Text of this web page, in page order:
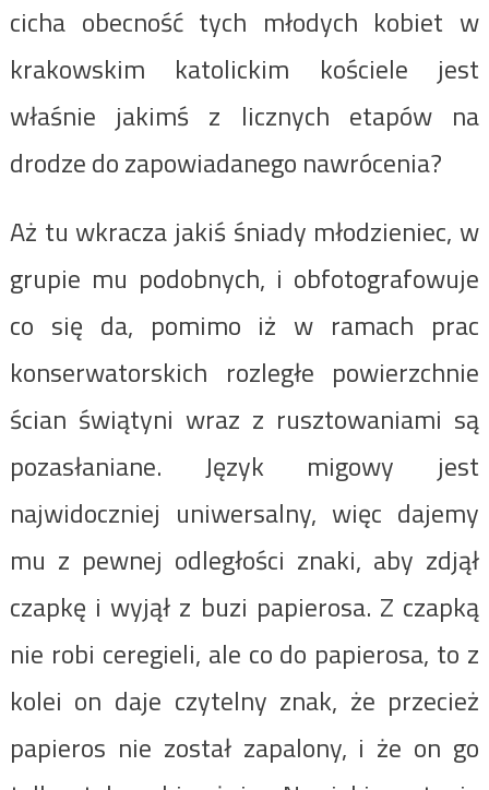
cicha obecność tych młodych kobiet w
krakowskim katolickim kościele jest
właśnie jakimś z licznych etapów na
drodze do zapowiadanego nawrócenia?
Aż tu wkracza jakiś śniady młodzieniec, w
grupie mu podobnych, i obfotografowuje
co się da, pomimo iż w ramach prac
konserwatorskich rozległe powierzchnie
ścian świątyni wraz z rusztowaniami są
pozasłaniane. Język migowy jest
najwidoczniej uniwersalny, więc dajemy
mu z pewnej odległości znaki, aby zdjął
czapkę i wyjął z buzi papierosa. Z czapką
nie robi ceregieli, ale co do papierosa, to z
kolei on daje czytelny znak, że przecież
papieros nie został zapalony, i że on go